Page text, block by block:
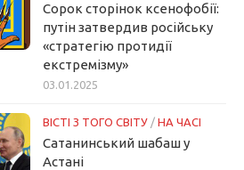
Сорок сторінок ксенофобії:
путін затвердив російську
«стратегію протидії
екстремізму»
03.01.2025
ВІСТІ З ТОГО СВІТУ / НА ЧАСІ
Сатанинський шабаш у
Астані